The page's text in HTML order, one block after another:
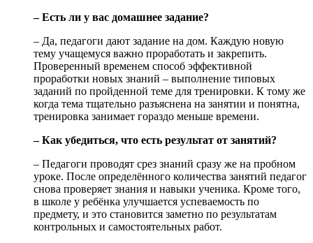
– Есть ли у вас домашнее задание?
– Да, педагоги дают задание на дом. Каждую новую
тему учащемуся важно проработать и закрепить.
Проверенный временем способ эффективной
проработки новых знаний – выполнение типовых
заданий по пройденной теме для тренировки. К тому же
когда тема тщательно разъяснена на занятии и понятна,
тренировка занимает гораздо меньше времени.
– Как убедиться, что есть результат от занятий?
– Педагоги проводят срез знаний сразу же на пробном
уроке. После определённого количества занятий педагог
снова проверяет знания и навыки ученика. Кроме того,
в школе у ребёнка улучшается успеваемость по
предмету, и это становится заметно по результатам
контрольных и самостоятельных работ.